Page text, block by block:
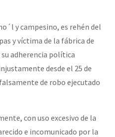
y campesino, es rehén del
y víctima de la fábrica de
adherencia política
desde el 25 de
de robo ejecutado
con uso excesivo de la
e incomunicado por la